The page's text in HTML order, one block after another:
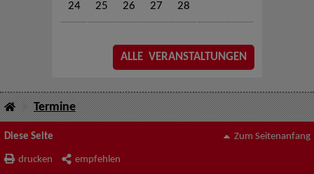
24 25 26 27 28
ALLE VERANSTALTUNGEN
Termine
Diese Seite
drucken empfehlen
Zum Seitenanfang